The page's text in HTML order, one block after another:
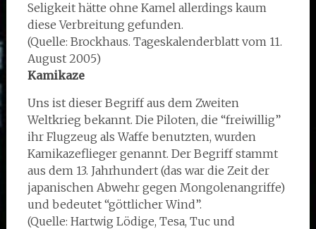
Seligkeit hätte ohne Kamel allerdings kaum
diese Verbreitung gefunden.
(Quelle: Brockhaus. Tageskalenderblatt vom 11.
August 2005)
Kamikaze
Uns ist dieser Begriff aus dem Zweiten
Weltkrieg bekannt. Die Piloten, die “freiwillig”
ihr Flugzeug als Waffe benutzten, wurden
Kamikazeflieger genannt. Der Begriff stammt
aus dem 13. Jahrhundert (das war die Zeit der
japanischen Abwehr gegen Mongolenangriffe)
und bedeutet “göttlicher Wind”.
(Quelle: Hartwig Lödige, Tesa, Tuc und